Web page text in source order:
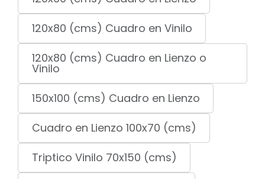
120x80 (cms) Cuadro en Vinilo
120x80 (cms) Cuadro en Lienzo o
Vinilo
150x100 (cms) Cuadro en Lienzo
Cuadro en Lienzo 100x70 (cms)
Triptico Vinilo 70x150 (cms)